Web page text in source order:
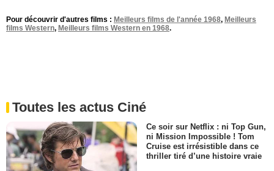
Pour découvrir d'autres films : Meilleurs films de l'année 1968, Meilleurs
films Western, Meilleurs films Western en 1968.
Toutes les actus Ciné
Ce soir sur Netflix : ni Top Gun,
ni Mission Impossible ! Tom
Cruise est irrésistible dans ce
thriller tiré d’une histoire vraie